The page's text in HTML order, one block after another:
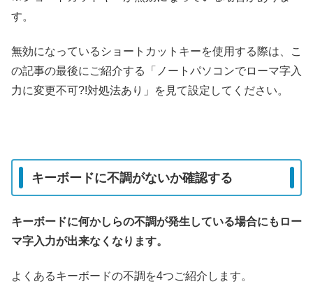
す。
無効になっているショートカットキーを使用する際は、こ
の記事の最後にご紹介する「ノートパソコンでローマ字入
力に変更不可?!対処法あり」を見て設定してください。
キーボードに不調がないか確認する
キーボードに何かしらの不調が発生している場合にもロー
マ字入力が出来なくなります。
よくあるキーボードの不調を4つご紹介します。